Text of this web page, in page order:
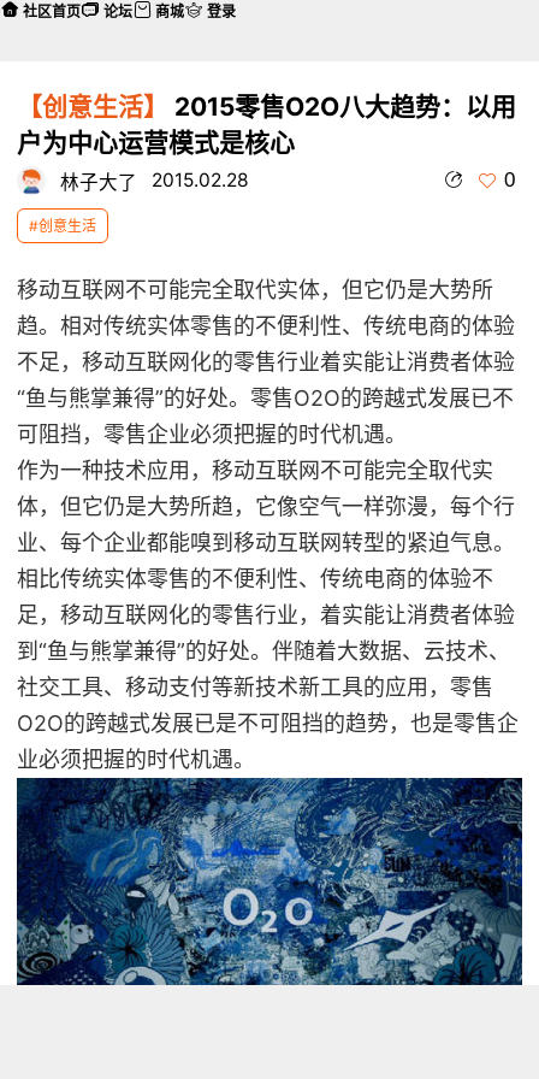
【创意生活】
2015零售O2O八大趋势：以用
户为中心运营模式是核心
林子大了 2015.02.28 0
#创意生活
移动互联网不可能完全取代实体，但它仍是大势所
趋。相对传统实体零售的不便利性、传统电商的体验
不足，移动互联网化的零售行业着实能让消费者体验
“鱼与熊掌兼得”的好处。零售O2O的跨越式发展已不
可阻挡，零售企业必须把握的时代机遇。
作为一种技术应用，移动互联网不可能完全取代实
体，但它仍是大势所趋，它像空气一样弥漫，每个行
业、每个企业都能嗅到移动互联网转型的紧迫气息。
相比传统实体零售的不便利性、传统电商的体验不
足，移动互联网化的零售行业，着实能让消费者体验
到“鱼与熊掌兼得”的好处。伴随着大数据、云技术、
社交工具、移动支付等新技术新工具的应用，零售
O2O的跨越式发展已是不可阻挡的趋势，也是零售企
业必须把握的时代机遇。
社区首页 论坛 商城 登录